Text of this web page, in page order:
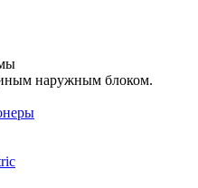
наружным блоком.